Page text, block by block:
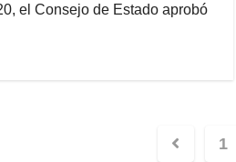
el Consejo de Estado aprobó
1